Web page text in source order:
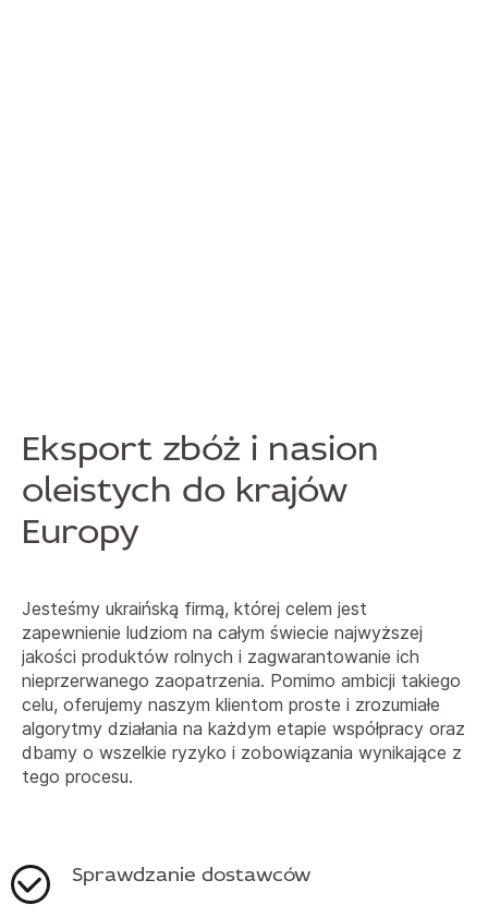
Eksport zbóż i nasion
oleistych do krajów
Europy
Jesteśmy ukraińską firmą, której celem jest
zapewnienie ludziom na całym świecie najwyższej
jakości produktów rolnych i zagwarantowanie ich
nieprzerwanego zaopatrzenia. Pomimo ambicji takiego
celu, oferujemy naszym klientom proste i zrozumiałe
algorytmy działania na każdym etapie współpracy oraz
dbamy o wszelkie ryzyko i zobowiązania wynikające z
tego procesu.
Sprawdzanie dostawców